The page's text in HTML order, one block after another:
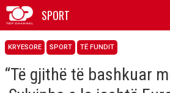
SPORT
KRYESORE SPORT TË FUNDIT
“Të gjithë të bashkuar